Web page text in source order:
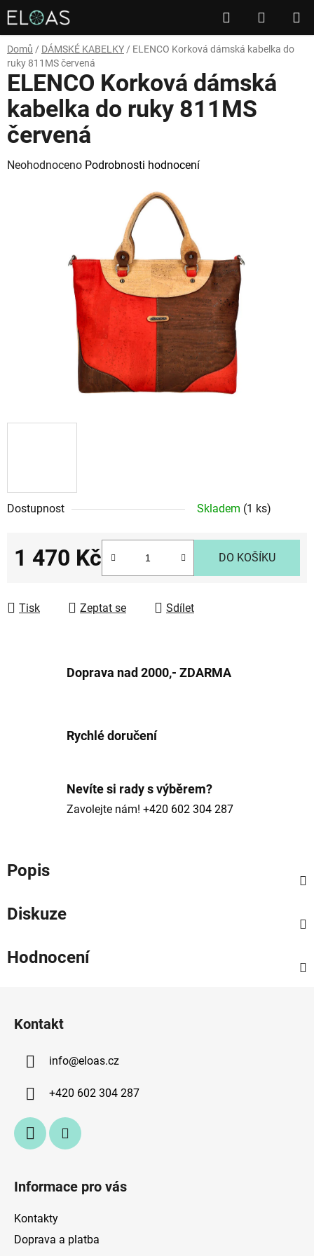
Přejít
na
obsah
Hledat
KOŠÍK
Domů / DÁMSKÉ KABELKY / ELENCO Korková dámská kabelka do
ruky 811MS červená
Dostupnost Skladem (1 ks)
1 470 Kč DO KOŠÍKU
Tisk Zeptat se Sdílet
ELENCO Korková dámská
kabelka do ruky 811MS
červená
Průměrné
Neohodnoceno Podrobnosti hodnocení
Doprava nad 2000,- ZDARMA
Rychlé doručení
Nevíte si rady s výběrem?
Zavolejte nám! +420 602 304 287
Popis
Diskuze
Hodnocení
Kontakt
info@eloas.cz
+420 602 304 287
Informace pro vás
Kontakty
Doprava a platba